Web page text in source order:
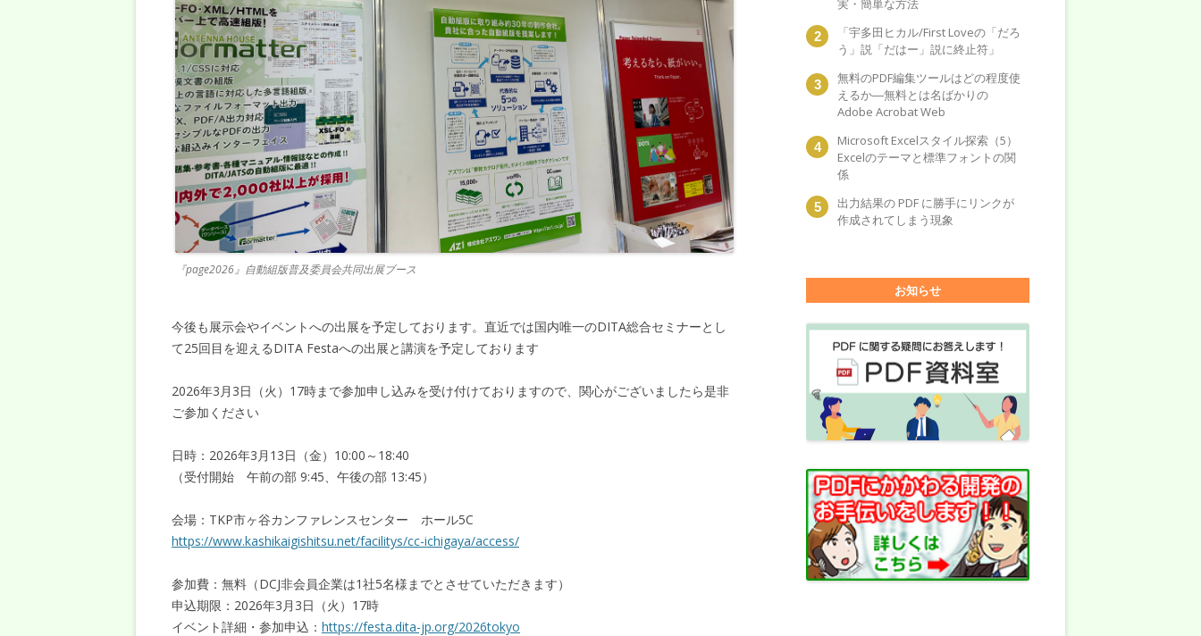
『page2026』自動組版普及委員会共同出展ブース
今後も展示会やイベントへの出展を予定しております。直近では国内唯一のDITA総合セミナーとし
て25回目を迎えるDITA Festaへの出展と講演を予定しております
2026年3月3日（火）17時まで参加申し込みを受け付けておりますので、関心がございましたら是非
ご参加ください
日時：2026年3月13日（金）10:00～18:40
（受付開始 午前の部 9:45、午後の部 13:45）
会場：TKP市ヶ谷カンファレンスセンター ホール5C
https://www.kashikaigishitsu.net/facilitys/cc-ichigaya/access/
参加費：無料（DCJ非会員企業は1社5名様までとさせていただきます）
申込期限：2026年3月3日（火）17時
イベント詳細・参加申込： https://festa.dita-jp.org/2026tokyo
実・簡単な方法
「宇多田ヒカル/First Loveの「だろ
う」説「だはー」説に終止符」
無料のPDF編集ツールはどの程度使
えるか―無料とは名ばかりの
Adobe Acrobat Web
Microsoft Excelスタイル探索（5）
Excelのテーマと標準フォントの関
係
出力結果の PDF に勝手にリンクが
作成されてしまう現象
お知らせ